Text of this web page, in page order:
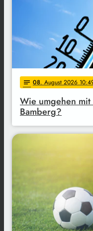
notes 08. August 2026
Wie umgehen
Bamberg?